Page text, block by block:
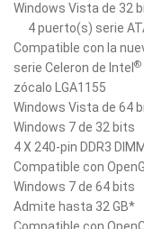
Windows Vista de 32
4 puerto(s) serie
Compatible con la
serie Celeron de Intel ®
zócalo LGA1155
Windows Vista de 64
Windows 7 de 32 bits
4 X 240-pin DDR3
Compatible con
Windows 7 de 64 bits
Admite hasta 32 GB*